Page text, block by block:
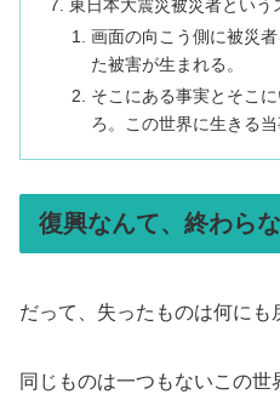
東日本大震災被災者という
画面の向こう側に被災
た被害が生まれる。
そこにある事実とそこ
ろ。この世界に生きる当
復興なんて、終わらな
だって、失ったものは何にも
同じものは一つもないこの